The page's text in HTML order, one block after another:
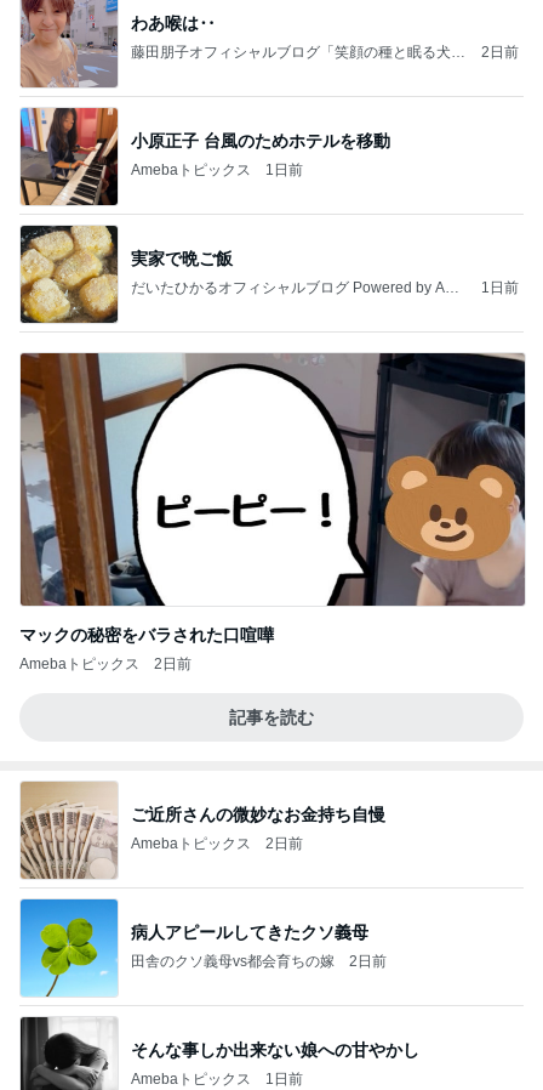
わあ喉は‥
藤田朋子オフィシャルブログ「笑顔の種と眠る犬」
2日前
小原正子 台風のためホテルを移動
Amebaトピックス 1日前
実家で晩ご飯
だいたひかるオフィシャルブログ Powered by Ame
1日前
マックの秘密をバラされた口喧嘩
Amebaトピックス 2日前
記事を読む
ご近所さんの微妙なお金持ち自慢
Amebaトピックス 2日前
病人アピールしてきたクソ義母
田舎のクソ義母vs都会育ちの嫁 2日前
そんな事しか出来ない娘への甘やかし
Amebaトピックス 1日前